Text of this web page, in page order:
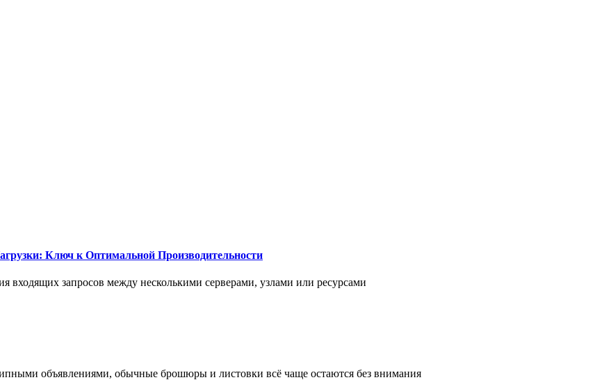
Ключ к Оптимальной Производительности
входящих запросов между несколькими серверами, узлами или ресурсами
объявлениями, обычные брошюры и листовки всё чаще остаются без внимания